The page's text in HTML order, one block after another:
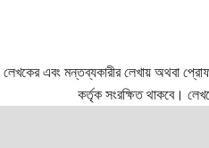
লেখকের এবং মন্তব্যকারীর লেখায় অথবা
কর্তৃক সংরক্ষিত থাকবে।